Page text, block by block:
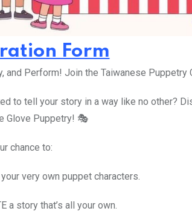
Form
and Perform! Join the Taiwanese Puppetry
to tell your story in a way like no other?
Glove Puppetry! 🎭
chance to:
very own puppet characters.
a story that’s all your own.